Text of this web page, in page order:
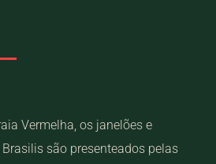
Vermelha, os janelões e
são presenteados pelas